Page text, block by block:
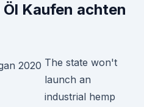
Kaufen achten
The state won't
launch an
industrial hemp